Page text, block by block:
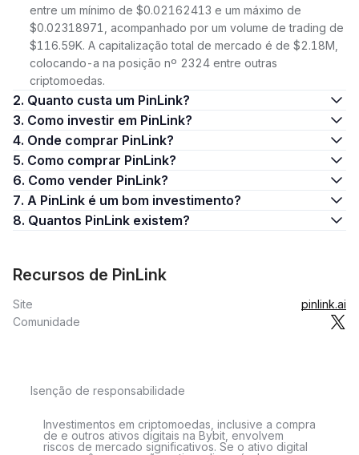
entre um mínimo de $0.02162413 e um máximo de
$0.02318971, acompanhado por um volume de trading de
$116.59K. A capitalização total de mercado é de $2.18M,
colocando-a na posição nº 2324 entre outras
criptomoedas.
2. Quanto custa um PinLink?
3. Como investir em PinLink?
4. Onde comprar PinLink?
5. Como comprar PinLink?
6. Como vender PinLink?
7. A PinLink é um bom investimento?
8. Quantos PinLink existem?
Recursos de PinLink
Site
pinlink.ai
Comunidade
Isenção de responsabilidade
Investimentos em criptomoedas, inclusive a compra
de e outros ativos digitais na Bybit, envolvem
riscos de mercado significativos. Se o ativo digital